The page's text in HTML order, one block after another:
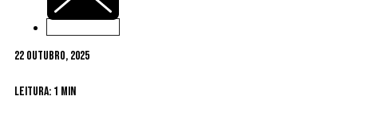
22 Outubro, 2025
Leitura: 1 min